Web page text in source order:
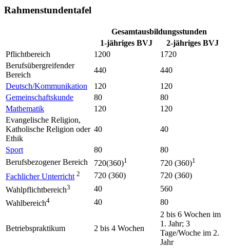
Rahmenstundentafel
Gesamtausbildungsstunden
1-jähriges BVJ
2-jähriges BVJ
Pflichtbereich
1200
1720
Berufsübergreifender
Bereich
440
440
Deutsch/Kommunikation
120
120
Gemeinschaftskunde
80
80
Mathematik
120
120
Evangelische Religion,
Katholische Religion oder
Ethik
40 40
Sport 80
80
Berufsbezogener Bereich
720(360)1 720 (360)1
Fachlicher Unterricht 2 720 (360)
720 (360)
Wahlpflichtbereich3 40
560
Wahlbereich4 40 80
Betriebspraktikum 2 bis 4 Wochen
2 bis 6 Wochen im
1. Jahr; 3
Tage/Woche im 2.
Jahr